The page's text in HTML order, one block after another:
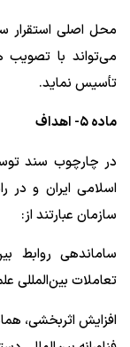
محل اصلی استقرار
می‌تواند با تصویب
تأسیس نماید.
ماده ۵- اهداف
در چارچوب سند
اسلامی ایران و در
سازمان عبارتند از:
ساماندهی روابط
تعاملات بین‌المللی
افزایش اثربخشی،